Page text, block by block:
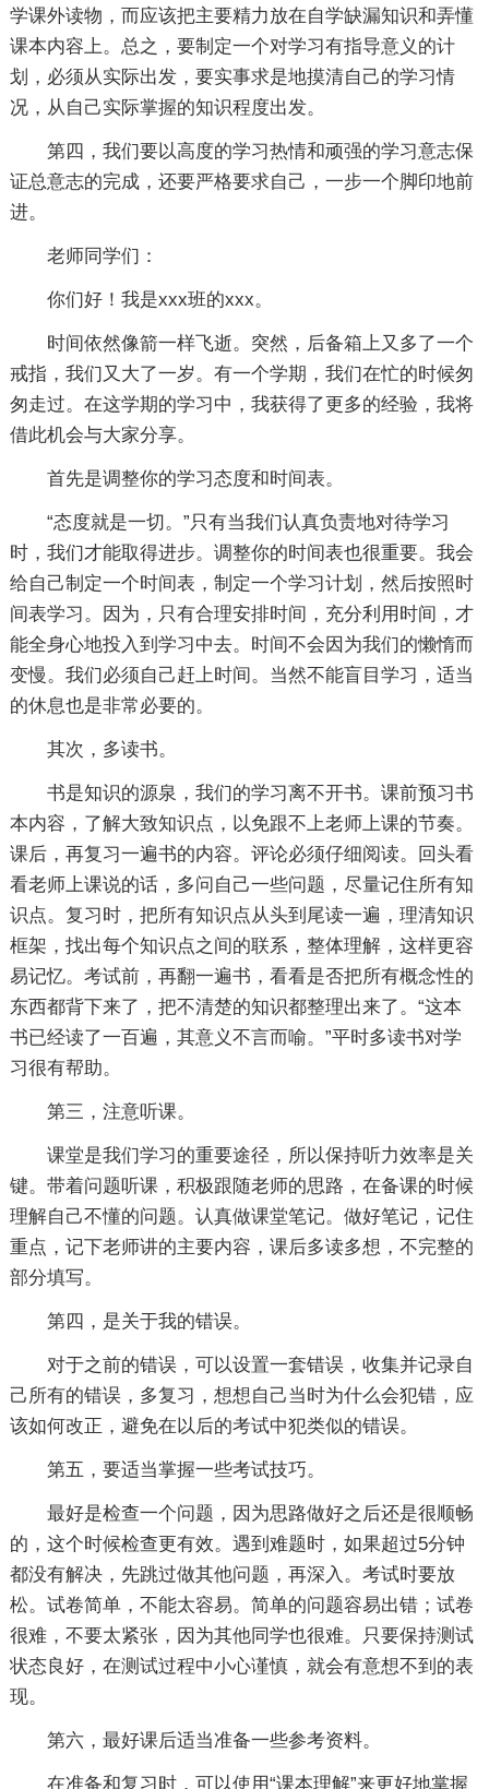
学课外读物，而应该把主要精力放在自学缺漏知识和弄懂
课本内容上。总之，要制定一个对学习有指导意义的计
划，必须从实际出发，要实事求是地摸清自己的学习情
况，从自己实际掌握的知识程度出发。
第四，我们要以高度的学习热情和顽强的学习意志保
证总意志的完成，还要严格要求自己，一步一个脚印地前
进。
老师同学们：
你们好！我是xxx班的xxx。
时间依然像箭一样飞逝。突然，后备箱上又多了一个
戒指，我们又大了一岁。有一个学期，我们在忙的时候匆
匆走过。在这学期的学习中，我获得了更多的经验，我将
借此机会与大家分享。
首先是调整你的学习态度和时间表。
“态度就是一切。”只有当我们认真负责地对待学习
时，我们才能取得进步。调整你的时间表也很重要。我会
给自己制定一个时间表，制定一个学习计划，然后按照时
间表学习。因为，只有合理安排时间，充分利用时间，才
能全身心地投入到学习中去。时间不会因为我们的懒惰而
变慢。我们必须自己赶上时间。当然不能盲目学习，适当
的休息也是非常必要的。
其次，多读书。
书是知识的源泉，我们的学习离不开书。课前预习书
本内容，了解大致知识点，以免跟不上老师上课的节奏。
课后，再复习一遍书的内容。评论必须仔细阅读。回头看
看老师上课说的话，多问自己一些问题，尽量记住所有知
识点。复习时，把所有知识点从头到尾读一遍，理清知识
框架，找出每个知识点之间的联系，整体理解，这样更容
易记忆。考试前，再翻一遍书，看看是否把所有概念性的
东西都背下来了，把不清楚的知识都整理出来了。“这本
书已经读了一百遍，其意义不言而喻。”平时多读书对学
习很有帮助。
第三，注意听课。
课堂是我们学习的重要途径，所以保持听力效率是关
键。带着问题听课，积极跟随老师的思路，在备课的时候
理解自己不懂的问题。认真做课堂笔记。做好笔记，记住
重点，记下老师讲的主要内容，课后多读多想，不完整的
部分填写。
第四，是关于我的错误。
对于之前的错误，可以设置一套错误，收集并记录自
己所有的错误，多复习，想想自己当时为什么会犯错，应
该如何改正，避免在以后的考试中犯类似的错误。
第五，要适当掌握一些考试技巧。
最好是检查一个问题，因为思路做好之后还是很顺畅
的，这个时候检查更有效。遇到难题时，如果超过5分钟
都没有解决，先跳过做其他问题，再深入。考试时要放
松。试卷简单，不能太容易。简单的问题容易出错；试卷
很难，不要太紧张，因为其他同学也很难。只要保持测试
状态良好，在测试过程中小心谨慎，就会有意想不到的表
现。
第六，最好课后适当准备一些参考资料。
在准备和复习时，可以使用“课本理解”来更好地掌握